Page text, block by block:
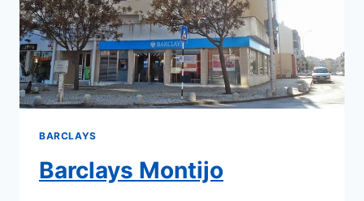
BARCLAYS
Barclays Montijo